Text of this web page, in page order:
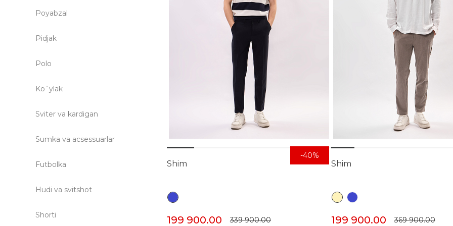
Poyabzal
Pidjak
Polo
Ko`ylak
Sviter va kardigan
Sumka va acsessuarlar
Futbolka
Hudi va svitshot
Shorti
Shim
199 900.00 339 900.00
-40%
Shim
199 900.00 369 900.00